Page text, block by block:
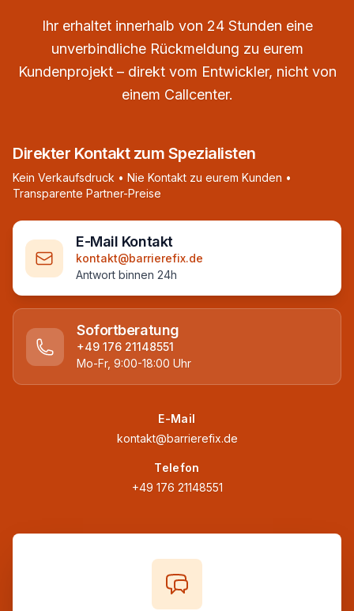
Ihr erhaltet innerhalb von 24 Stunden eine
unverbindliche Rückmeldung zu eurem
Kundenprojekt – direkt vom Entwickler, nicht von
einem Callcenter.
Direkter Kontakt zum Spezialisten
Kein Verkaufsdruck • Nie Kontakt zu eurem Kunden •
Transparente Partner-Preise
E-Mail Kontakt
kontakt@barrierefix.de
Antwort binnen 24h
Sofortberatung
+49 176 21148551
Mo-Fr, 9:00-18:00 Uhr
E-Mail
kontakt@barrierefix.de
Telefon
+49 176 21148551